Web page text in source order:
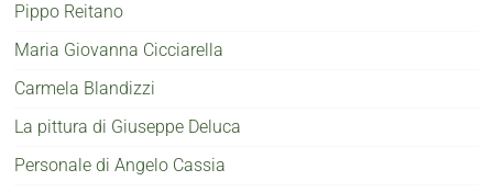
Pippo Reitano
Maria Giovanna Cicciarella
Carmela Blandizzi
La pittura di Giuseppe Deluca
Personale di Angelo Cassia